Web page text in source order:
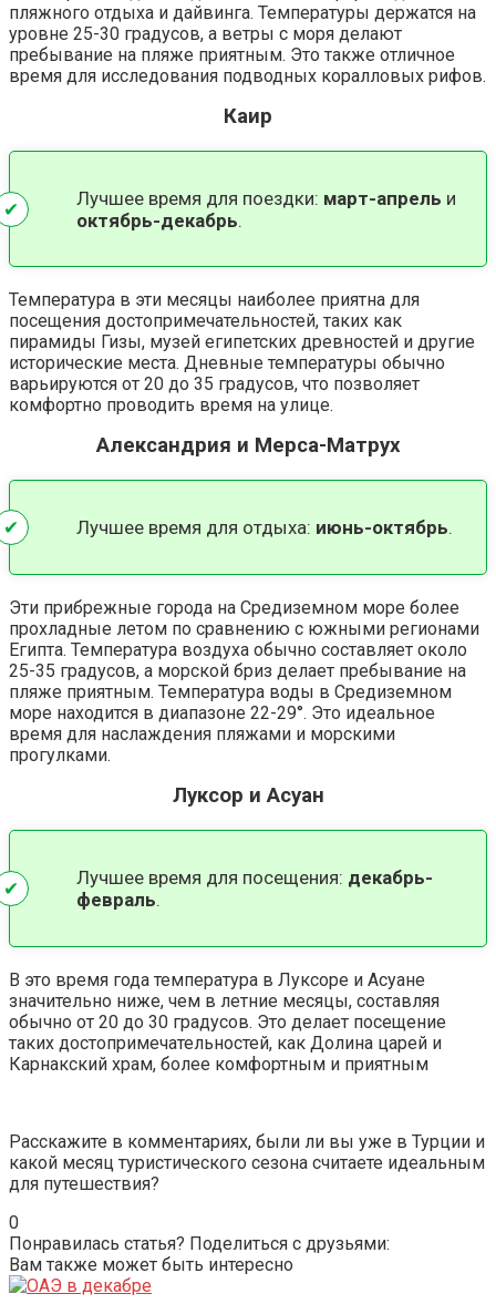
пляжного отдыха и дайвинга. Температуры держатся на
уровне 25-30 градусов, а ветры с моря делают
пребывание на пляже приятным. Это также отличное
время для исследования подводных коралловых рифов​.
Каир
Лучшее время для поездки: март-апрель и
октябрь-декабрь.
Температура в эти месяцы наиболее приятна для
посещения достопримечательностей, таких как
пирамиды Гизы, музей египетских древностей и другие
исторические места. Дневные температуры обычно
варьируются от 20 до 35 градусов, что позволяет
комфортно проводить время на улице​​.
Александрия и Мерса-Матрух
Лучшее время для отдыха: июнь-октябрь.
Эти прибрежные города на Средиземном море более
прохладные летом по сравнению с южными регионами
Египта. Температура воздуха обычно составляет около
25-35 градусов, а морской бриз делает пребывание на
пляже приятным. Температура воды в Средиземном
море находится в диапазоне 22-29°. Это идеальное
время для наслаждения пляжами и морскими
прогулками​.
Луксор и Асуан
Лучшее время для посещения: декабрь-
февраль.
В это время года температура в Луксоре и Асуане
значительно ниже, чем в летние месяцы, составляя
обычно от 20 до 30 градусов. Это делает посещение
таких достопримечательностей, как Долина царей и
Карнакский храм, более комфортным и приятным​
Расскажите в комментариях, были ли вы уже в Турции и
какой месяц туристического сезона считаете идеальным
для путешествия?
0
Понравилась статья? Поделиться с друзьями:
Вам также может быть интересно